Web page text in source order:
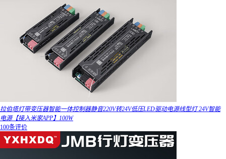
拉伯塔灯带变压器智能一体控制器静音220V转24V低压LED驱动电源线型灯 24V智能
电源【接入米家APP】100W
100条评价